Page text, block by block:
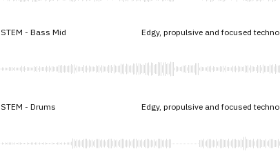
STEM - Bass Mid Edgy, propulsive and focused techno
STEM - Drums Edgy, propulsive and focused techno